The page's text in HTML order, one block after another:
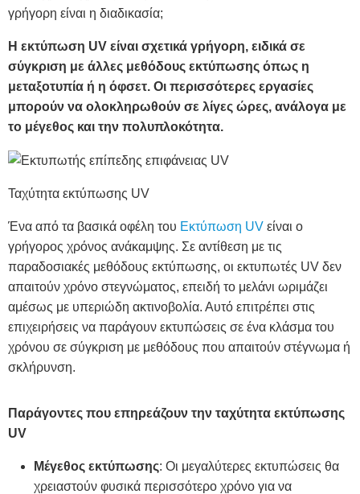
γρήγορη είναι η διαδικασία;
Η εκτύπωση UV είναι σχετικά γρήγορη, ειδικά σε
σύγκριση με άλλες μεθόδους εκτύπωσης όπως η
μεταξοτυπία ή η όφσετ. Οι περισσότερες εργασίες
μπορούν να ολοκληρωθούν σε λίγες ώρες, ανάλογα με
το μέγεθος και την πολυπλοκότητα.
Ταχύτητα εκτύπωσης UV
Ένα από τα βασικά οφέλη του Εκτύπωση UV είναι ο
γρήγορος χρόνος ανάκαμψης. Σε αντίθεση με τις
παραδοσιακές μεθόδους εκτύπωσης, οι εκτυπωτές UV δεν
απαιτούν χρόνο στεγνώματος, επειδή το μελάνι ωριμάζει
αμέσως με υπεριώδη ακτινοβολία. Αυτό επιτρέπει στις
επιχειρήσεις να παράγουν εκτυπώσεις σε ένα κλάσμα του
χρόνου σε σύγκριση με μεθόδους που απαιτούν στέγνωμα ή
σκλήρυνση.
Παράγοντες που επηρεάζουν την ταχύτητα εκτύπωσης
UV
Μέγεθος εκτύπωσης: Οι μεγαλύτερες εκτυπώσεις θα
χρειαστούν φυσικά περισσότερο χρόνο για να